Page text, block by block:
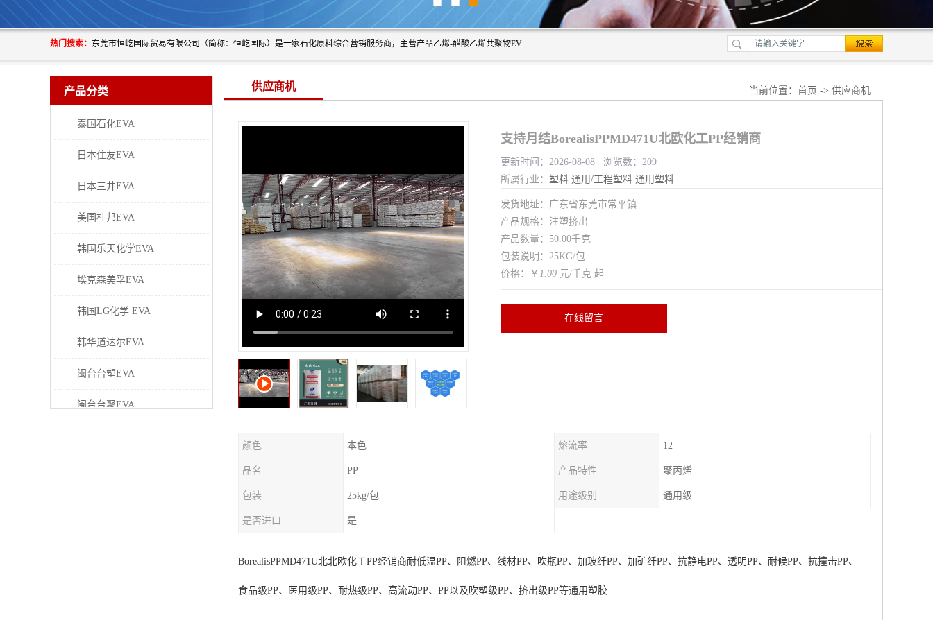
热门搜索： 东莞市恒屹国际贸易有限公司（简称：恒屹国际）是一家石化原料综合营销服务商，主营产品乙烯-醋酸乙烯共聚物EVA、聚酰胺PA（尼龙）、醚酯型热塑弹性体TPEE等，公司秉承以市场为导向的战略思想，致力于大宗石化原料在中国市场的营销服务业务，为客户提供一站式的全面服务。
产品分类
泰国石化EVA
日本住友EVA
日本三井EVA
美国杜邦EVA
韩国乐天化学EVA
埃克森美孚EVA
韩国LG化学 EVA
韩华道达尔EVA
闽台台塑EVA
闽台台聚EVA
供应商机 当前位置： 首页 -> 供应商机
支持月结BorealisPPMD471U北欧化工PP经销商
更新时间：2026-08-08 浏览数：209
所属行业： 塑料 通用/工程塑料 通用塑料
发货地址：广东省东莞市常平镇
产品规格：注塑挤出
产品数量：50.00千克
包装说明：25KG/包
价格：￥ 1.00 元/千克 起
在线留言
颜色 本色 熔流率 12
品名 PP 产品特性 聚丙烯
包装 25kg/包 用途级别 通用级
是否进口 是
BorealisPPMD471U北北欧化工PP经销商耐低温PP、阻燃PP、线材PP、吹瓶PP、加玻纤PP、加矿纤PP、抗静电PP、透明PP、耐候PP、抗撞击PP、
食品级PP、医用级PP、耐热级PP、高流动PP、 PP以及吹塑级PP、挤出级PP等通用塑胶